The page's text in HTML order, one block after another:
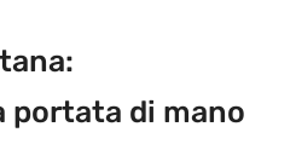
portata di mano